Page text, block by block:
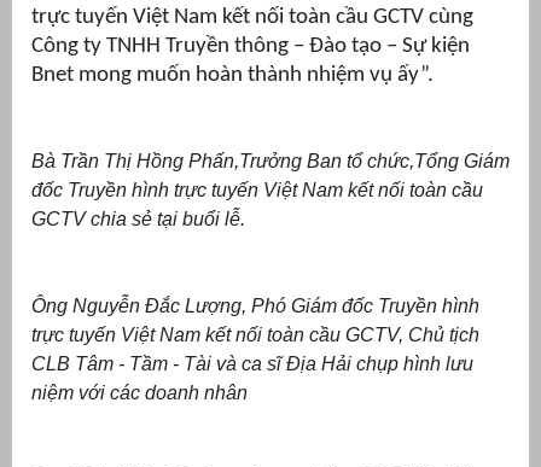
trực tuyến Việt Nam kết nối toàn cầu GCTV cùng
Công ty TNHH Truyền thông – Đào tạo – Sự kiện
Bnet mong muốn hoàn thành nhiệm vụ ấy”.
Bà Trần Thị Hồng Phấn,Trưởng Ban tổ chức,Tổng Giám
đốc Truyền hình trực tuyến Việt Nam kết nối toàn cầu
GCTV chia sẻ tại buổi lễ.
Ông Nguyễn Đắc Lượng, Phó Giám đốc Truyền hình
trực tuyến Việt Nam kết nối toàn cầu GCTV, Chủ tịch
CLB Tâm - Tầm - Tài và ca sĩ Địa Hải chụp hình lưu
niệm với các doanh nhân